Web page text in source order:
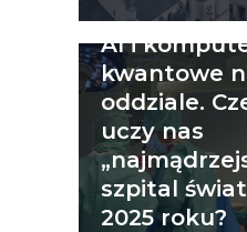
AI i
kwantowe
oddziale.
uczy nas
szpital
2025 roku?